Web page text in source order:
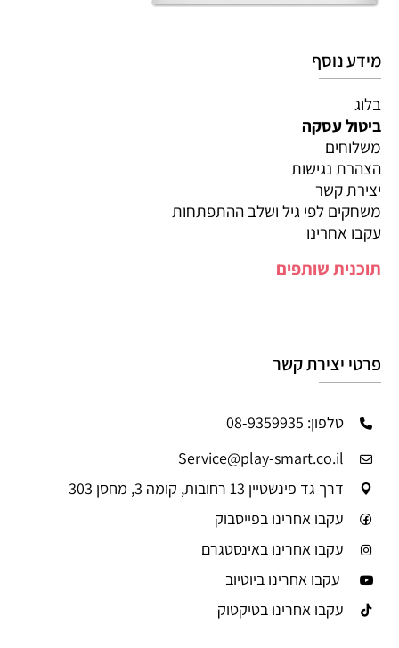
מידע נוסף
בלוג
ביטול עסקה
משלוחים
הצהרת נגישות
יצירת קשר
משחקים לפי גיל ושלב ההתפתחות
עקבו אחרינו
תוכנית שותפים
פרטי יצירת קשר
טלפון: 08-9359935
Service@play-smart.co.il
דרך גד פינשטיין 13 רחובות, קומה 3, מחסן 303
עקבו אחרינו בפייסבוק
עקבו אחרינו באינסטגרם
עקבו אחרינו ביוטיוב
עקבו אחרינו בטיקטוק